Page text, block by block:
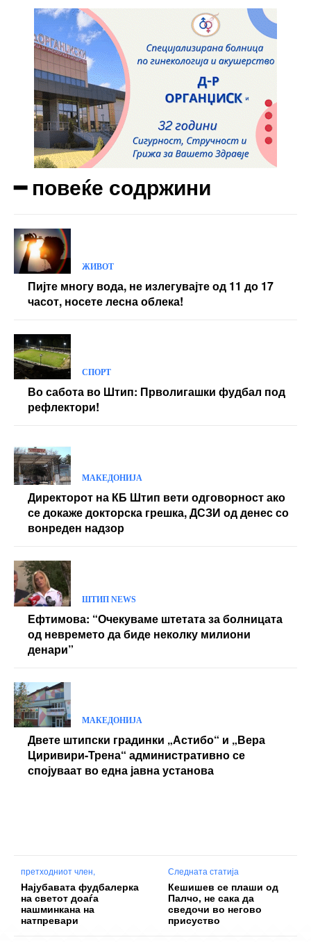
━ повеќе содржини
ЖИВОТ
Пијте многу вода, не излегувајте од 11 до 17
часот, носете лесна облека!
СПОРТ
Во сабота во Штип: Прволигашки фудбал под
рефлектори!
МАКЕДОНИЈА
Директорот на КБ Штип вети одговорност ако
се докаже докторска грешка, ДСЗИ од денес со
вонреден надзор
ШТИП NEWS
Ефтимова: “Очекуваме штетата за болницата
од невремето да биде неколку милиони
денари”
МАКЕДОНИЈА
Двете штипски градинки „Астибо“ и „Вера
Циривири-Трена“ административно се
спојуваат во една јавна установа
претходниот член,
Најубавата фудбалерка
на светот доаѓа
нашминкана на
натпревари
Следната статија
Кешишев се плаши од
Палчо, не сака да
сведочи во негово
присуство